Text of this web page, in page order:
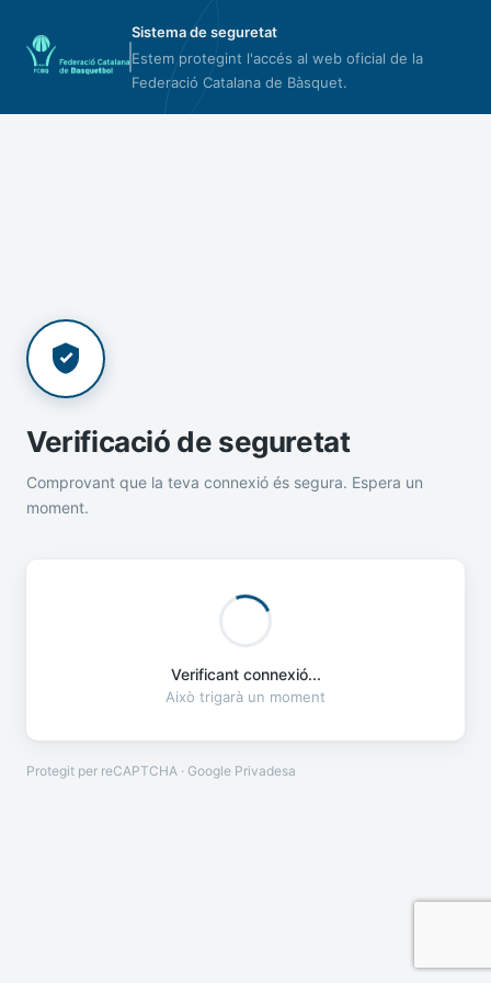
Sistema de seguretat
Estem protegint l'accés al web oficial de la
Federació Catalana de Bàsquet.
Verificació de seguretat
Comprovant que la teva connexió és segura. Espera un
moment.
Verificant connexió...
Això trigarà un moment
Protegit per reCAPTCHA · Google Privadesa